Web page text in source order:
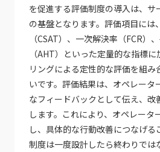
を促進する評価制度の導入は、サ
の基盤となります。評価項目には
（CSAT）、一次解決率（FCR）
（AHT）といった定量的な指標
リングによる定性的な評価を組み
いです。評価結果は、オペレータ
なフィードバックとして伝え、改
します。これにより、オペレータ
し、具体的な行動改善につなげる
制度は一度設計したら終わりでは